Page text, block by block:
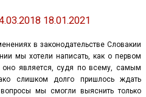
18.01.2021
в законодательстве Словакии
мы хотели написать, как о первом
является, судя по всему, самым
слишком долго пришлось ждать
мы смогли выяснить только